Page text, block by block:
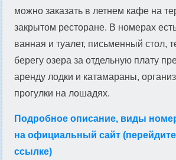
можно заказать в летнем кафе на
закрытом ресторане. В номерах
ванная и туалет, письменный стол,
берегу озера за отдельную плату
аренду лодки и катамараны,
прогулки на лошадях.
Подробное описание, виды
на официальный сайт
ссылке)